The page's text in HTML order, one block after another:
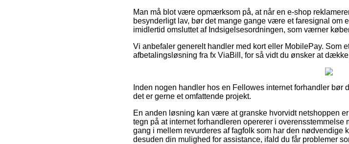
Man må blot være opmærksom på, at når en e-shop
besynderligt lav, bør det mange gange være et faresignal om
imidlertid omsluttet af Indsigelsesordningen, som værner
Vi anbefaler generelt handler med kort eller MobilePay. Som
afbetalingsløsning fra fx ViaBill, for så vidt du ønsker at
Inden nogen handler hos en Fellowes internet forhandler
det er gerne et omfattende projekt.
En anden løsning kan være at granske hvorvidt netshoppen
tegn på at internet forhandleren opererer i
gang i mellem revurderes af fagfolk som har den
desuden din mulighed for assistance, ifald du får problemer